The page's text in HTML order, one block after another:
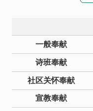
一般奉献
诗班奉献
社区关怀奉献
宣教奉献